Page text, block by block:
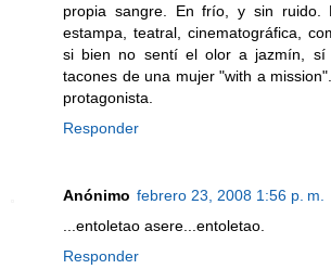
propia sangre. En frío, y sin ruido.
estampa, teatral, cinematográfica,
si bien no sentí el olor a jazmín,
tacones de una mujer "with a
protagonista.
Responder
Anónimo febrero 23, 2008 1:56 p. m.
...entoletao asere...entoletao.
Responder